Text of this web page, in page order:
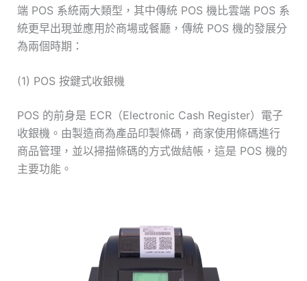
端 POS 系統兩大類型，其中傳統 POS 機比雲端 POS 系
統更早出現並應用於商場或餐廳，傳統 POS 機的發展分
為兩個時期：
(1) POS 按鍵式收銀機
POS 的前身是 ECR（Electronic Cash Register）電子
收銀機。由製造商為產品印製條碼，商家使用條碼進行
商品管理，並以掃描條碼的方式做結帳，這是 POS 機的
主要功能。